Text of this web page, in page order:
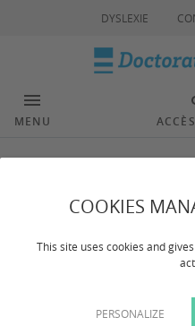
COOKIES
This site uses cookies and
PERSONALIZE
DYSLEXIE
MENU